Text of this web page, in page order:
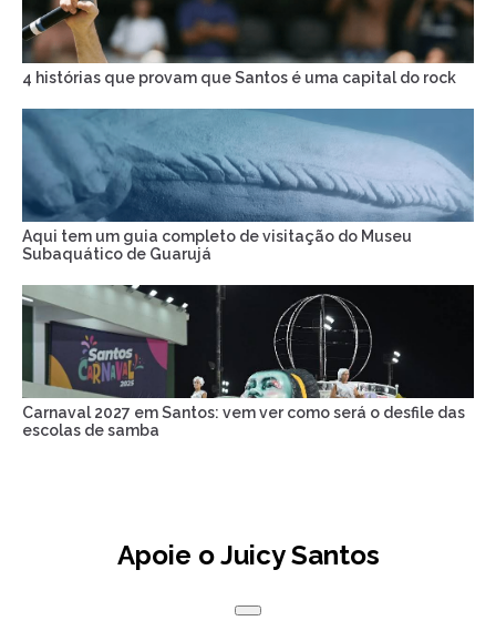
4 histórias que provam que Santos é uma capital do rock
Aqui tem um guia completo de visitação do Museu
Subaquático de Guarujá
Carnaval 2027 em Santos: vem ver como será o desfile das
escolas de samba
Apoie o Juicy Santos